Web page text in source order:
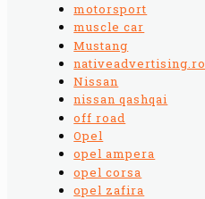
motorsport
muscle car
Mustang
nativeadvertising.ro
Nissan
nissan qashqai
off road
Opel
opel ampera
opel corsa
opel zafira